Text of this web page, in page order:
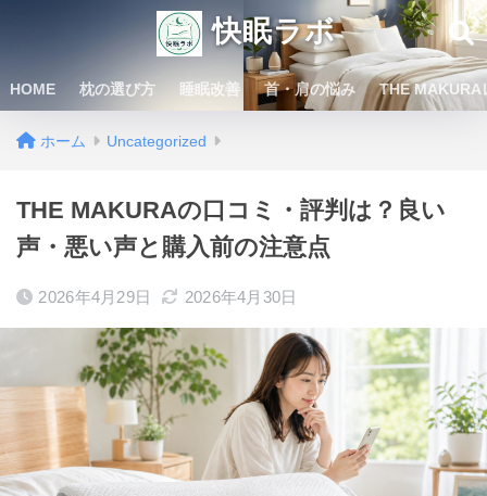
快眠ラボ
HOME 枕の選び方 睡眠改善 首・肩の悩み THE MAKURA
ホーム Uncategorized
THE MAKURAの口コミ・評判は？良い
声・悪い声と購入前の注意点
2026年4月29日 2026年4月30日